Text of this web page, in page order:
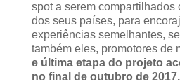
spot a serem compartilhados
dos seus países, para
experiências semelhantes,
também eles, promotores de
e última etapa do projeto
no final de outubro de 2017.